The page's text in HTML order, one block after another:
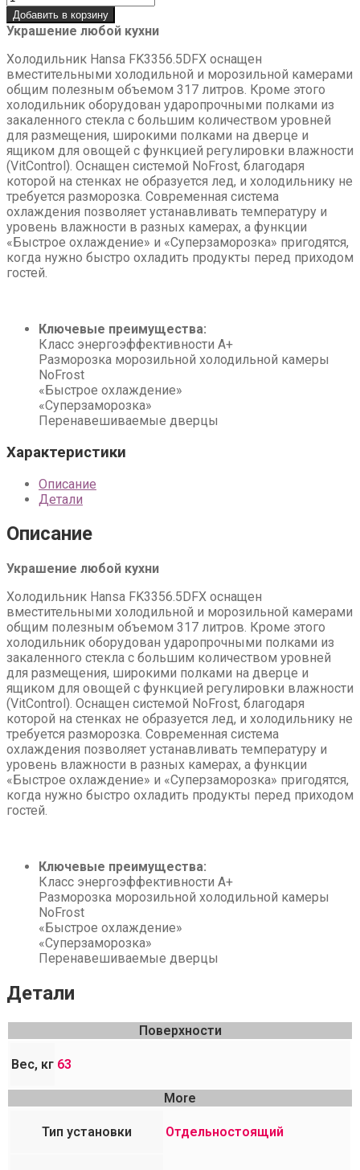
товара
Холодильник
Hansa
FK3356.5DFX
Добавить в корзину
Украшение любой кухни
Холодильник Hansa FK3356.5DFX оснащен
вместительными холодильной и морозильной камерами
общим полезным объемом 317 литров. Кроме этого
холодильник оборудован ударопрочными полками из
закаленного стекла с большим количеством уровней
для размещения, широкими полками на дверце и
ящиком для овощей с функцией регулировки влажности
(VitControl). Оснащен системой NoFrost, благодаря
которой на стенках не образуется лед, и холодильнику не
требуется разморозка. Современная система
охлаждения позволяет устанавливать температуру и
уровень влажности в разных камерах, а функции
«Быстрое охлаждение» и «Суперзаморозка» пригодятся,
когда нужно быстро охладить продукты перед приходом
гостей.
Ключевые преимущества:
Класс энергоэффективности A+
Разморозка морозильной холодильной камеры
NoFrost
«Быстрое охлаждение»
«Суперзаморозка»
Перенавешиваемые дверцы
Характеристики
Описание
Детали
Описание
Украшение любой кухни
Холодильник Hansa FK3356.5DFX оснащен
вместительными холодильной и морозильной камерами
общим полезным объемом 317 литров. Кроме этого
холодильник оборудован ударопрочными полками из
закаленного стекла с большим количеством уровней
для размещения, широкими полками на дверце и
ящиком для овощей с функцией регулировки влажности
(VitControl). Оснащен системой NoFrost, благодаря
которой на стенках не образуется лед, и холодильнику не
требуется разморозка. Современная система
охлаждения позволяет устанавливать температуру и
уровень влажности в разных камерах, а функции
«Быстрое охлаждение» и «Суперзаморозка» пригодятся,
когда нужно быстро охладить продукты перед приходом
гостей.
Ключевые преимущества:
Класс энергоэффективности A+
Разморозка морозильной холодильной камеры
NoFrost
«Быстрое охлаждение»
«Суперзаморозка»
Перенавешиваемые дверцы
Детали
Поверхности
Вес, кг 63
More
Тип установки Отдельностоящий